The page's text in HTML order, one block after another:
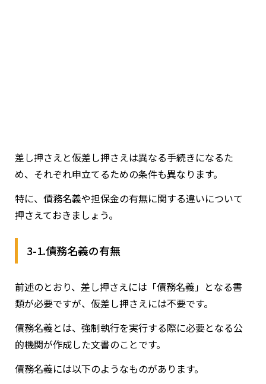
差し押さえと仮差し押さえは異なる手続きになるた
め、それぞれ申立てるための条件も異なります。
特に、債務名義や担保金の有無に関する違いについて
押さえておきましょう。
3-1.債務名義の有無
前述のとおり、差し押さえには「債務名義」となる書
類が必要ですが、仮差し押さえには不要です。
債務名義とは、強制執行を実行する際に必要となる公
的機関が作成した文書のことです。
債務名義には以下のようなものがあります。